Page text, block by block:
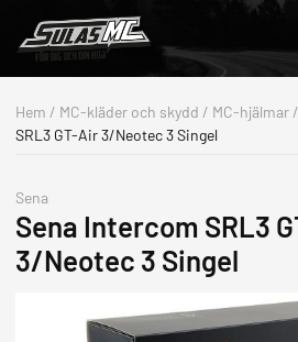
MC-KLÄDER & SKYDD
MC-DELAR
STREETWEAR & PRESENTER
BUTIK & VERKSTAD
Hem / MC-kläder och skydd / MC-hjälmar /
SRL3 GT-Air 3/Neotec 3 Singel
Sena
Sena Intercom SRL3
3/Neotec 3 Singel